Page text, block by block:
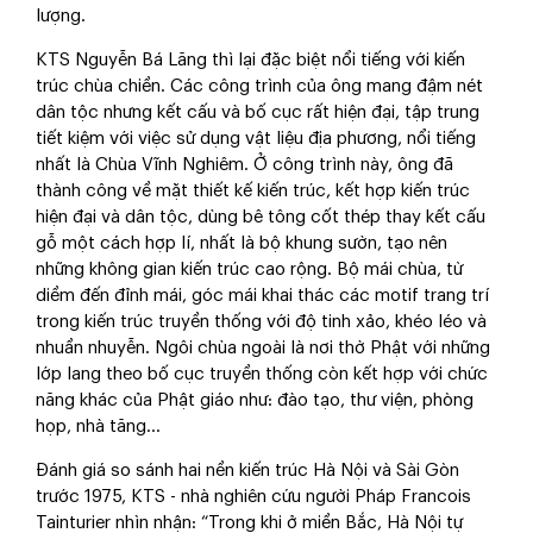
lượng.
KTS Nguyễn Bá Lăng thì lại đặc biệt nổi tiếng với kiến
trúc chùa chiền. Các công trình của ông mang đậm nét
dân tộc nhưng kết cấu và bố cục rất hiện đại, tập trung
tiết kiệm với việc sử dụng vật liệu địa phương, nổi tiếng
nhất là Chùa Vĩnh Nghiêm. Ở công trình này, ông đã
thành công về mặt thiết kế kiến trúc, kết hợp kiến trúc
hiện đại và dân tộc, dùng bê tông cốt thép thay kết cấu
gỗ một cách hợp lí, nhất là bộ khung sườn, tạo nên
những không gian kiến trúc cao rộng. Bộ mái chùa, từ
diềm đến đỉnh mái, góc mái khai thác các motif trang trí
trong kiến trúc truyền thống với độ tinh xảo, khéo léo và
nhuần nhuyễn. Ngôi chùa ngoài là nơi thờ Phật với những
lớp lang theo bố cục truyền thống còn kết hợp với chức
năng khác của Phật giáo như: đào tạo, thư viện, phòng
họp, nhà tăng...
Đánh giá so sánh hai nền kiến trúc Hà Nội và Sài Gòn
trước 1975, KTS - nhà nghiên cứu người Pháp Francois
Tainturier nhìn nhận: “Trong khi ở miền Bắc, Hà Nội tự